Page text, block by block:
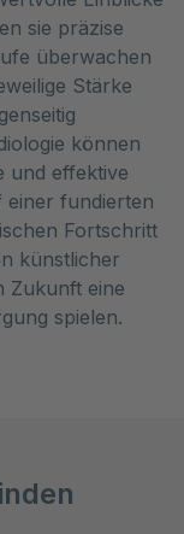
sie präzise
überwachen
Stärke
können
und effektive
einer fundierten
Fortschritt
künstlicher
Zukunft eine
spielen.